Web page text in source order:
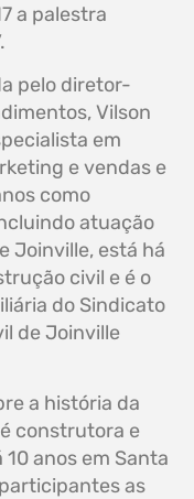
a palestra
pelo diretor-
Vilson
em
e vendas e
como
atuação
Joinville, está há
civil e é o
do Sindicato
de Joinville
a história da
construtora e
anos em Santa
as